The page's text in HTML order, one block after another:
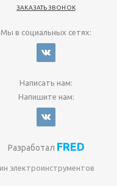
ЗАКАЗАТЬ ЗВОНОК
Мы в социальных сетях:
Написать нам:
Напишите нам:
Разработал FRED
электроинструментов